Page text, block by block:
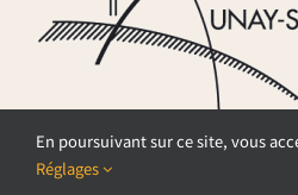
En poursuivant sur ce site, vous
Réglages